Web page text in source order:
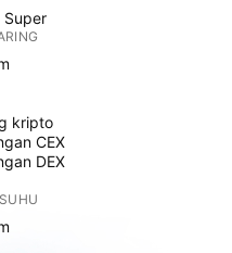
Super
kripto
CEX
DEX